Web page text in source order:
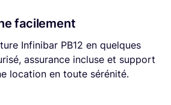
facilement
Infinibar PB12 en quelques
assurance incluse et support
location en toute sérénité.